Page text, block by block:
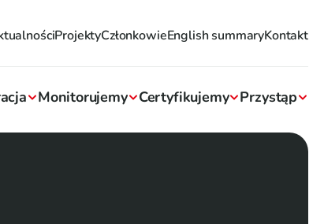
ProjektyCzłonkowieEnglish summaryKontakt
Monitorujemy Certyfikujemy Przystąp